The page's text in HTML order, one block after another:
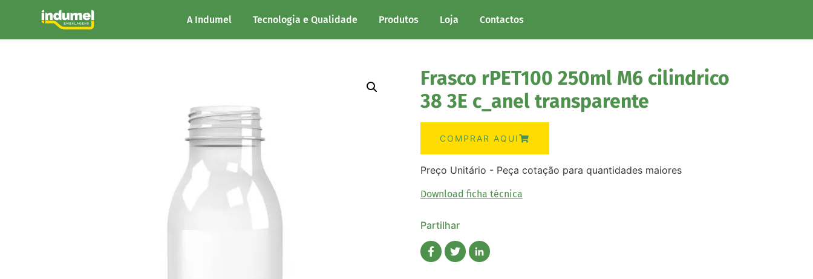
A Indumel Tecnologia e Qualidade Produtos Loja Contactos
Frasco rPET100 250ml M6 cilindrico
38 3E c_anel transparente
COMPRAR AQUI
Preço Unitário - Peça cotação para quantidades maiores
Download ficha técnica
Partilhar